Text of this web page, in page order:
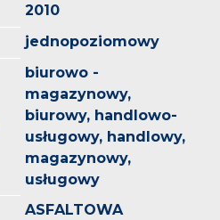
2010
jednopoziomowy
biurowo -
magazynowy,
biurowy, handlowo-
usługowy, handlowy,
magazynowy,
usługowy
ASFALTOWA